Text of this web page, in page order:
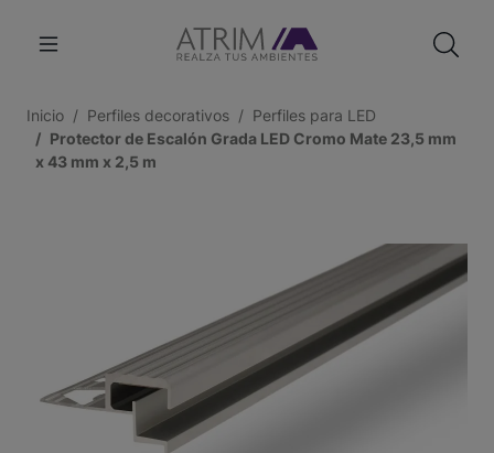
Inicio Perfiles decorativos
Perfiles para LED
Protector de Escalón Grada LED Cromo Mate 23,5 mm
x 43 mm x 2,5 m